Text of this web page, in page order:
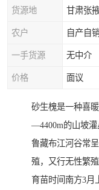
货源地 甘肃张
农户 自产自
一手货源 无中介
价格 面议
砂生槐是一种喜
—4400m的山坡
鲁藏布江河谷常
殖，又行无性繁殖
育苗时间南方3月